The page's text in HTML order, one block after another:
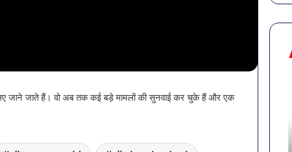
जाने जाते हैं। वो अब तक कई बड़े मामलों की सुनवाई कर चुके हैं और एक
की पहल: SAS
समस्याओं